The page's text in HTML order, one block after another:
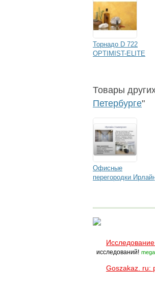
Торнадо D 722
OPTIMIST-ELITE
Товары
Петербурге"
Офисные
перегородки
Исследование
исследований!
Goszakaz. ru: